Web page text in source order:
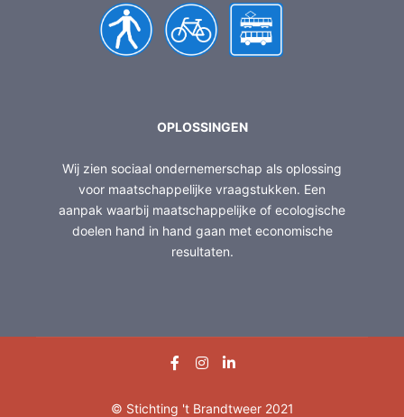
OPLOSSINGEN
Wij zien sociaal ondernemerschap als oplossing
voor maatschappelijke vraagstukken. Een
aanpak waarbij maatschappelijke of ecologische
doelen hand in hand gaan met economische
resultaten.
© Stichting 't Brandtweer 2021